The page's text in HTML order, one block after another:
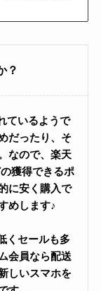
？
ているようで
だったり、そ
なので、楽天
獲得できるポ
に安く購入で
めします♪
くセールも多
会員なら配送
しいスマホを